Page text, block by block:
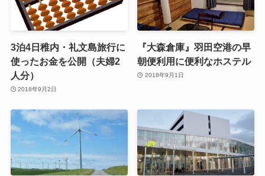
3泊4日稚内・礼文島旅行に
使ったお金を公開（夫婦2
人分）
2018年9月2日
『大森倉庫』羽田空港の早
朝便利用に便利なホステル
2018年9月1日